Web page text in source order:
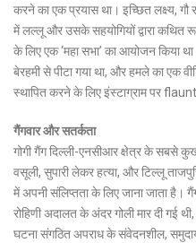
करने का एक प्रयास था। इच्छित लक्ष्य,
में लल्लू और उसके सहयोगियों द्वारा कथित
के लिए एक ‘महा सभा’ का आयोजन किया
बेरहमी से पीटा गया था, और हमले का एक
स्थापित करने के लिए इंस्टाग्राम पर flaunt
गैंगवार और सतर्कता
गोगी गैंग दिल्ली-एनसीआर क्षेत्र के सबसे
वसूली, सुपारी लेकर हत्या, और टिल्लू
में अपनी संलिप्तता के लिए जाना जाता
रोहिणी अदालत के अंदर गोली मार दी गई
घटना संगठित अपराध के संवेदनशील,